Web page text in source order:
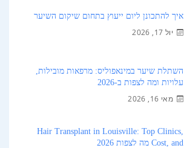
איך להתכונן ליום ייעוץ בתחום שיקום השיער
יול 17, 2026
השתלת שיער במינאפוליס: מרפאות מובילות,
עלויות ומה לצפות ב-2026
מאי 16, 2026
Hair Transplant in Louisville: Top Clinics,
Cost, and מה לצפות 2026